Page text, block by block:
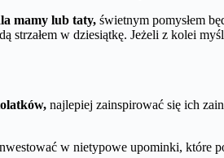
mamy lub taty, świetnym pomysłem
strzałem w dziesiątkę. Jeżeli z kolei
najlepiej zainspirować się ich
w nietypowe upominki, które